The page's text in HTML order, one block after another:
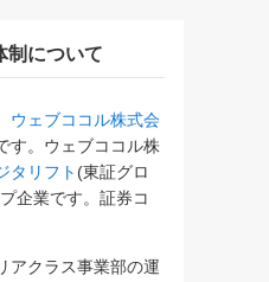
制について
ウェブココル株式会
す。ウェブココル株
タリフト (東証グロ
企業です。証券コ
アクラス事業部の運